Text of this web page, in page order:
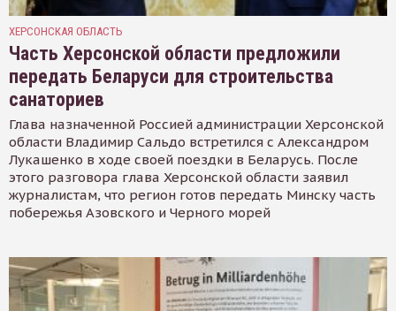
ХЕРСОНСКАЯ ОБЛАСТЬ
Часть Херсонской области предложили
передать Беларуси для строительства
санаториев
Глава назначенной Россией администрации Херсонской
области Владимир Сальдо встретился с Александром
Лукашенко в ходе своей поездки в Беларусь. После
этого разговора глава Херсонской области заявил
журналистам, что регион готов передать Минску часть
побережья Азовского и Черного морей